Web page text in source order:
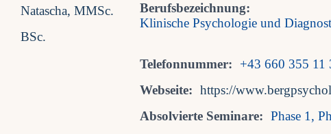
Berufsbezeichnung:
Klinische Psychologie und
Telefonnummer:
+43 660 355 11
Webseite: https://
Absolvierte Seminare: Phase 1,